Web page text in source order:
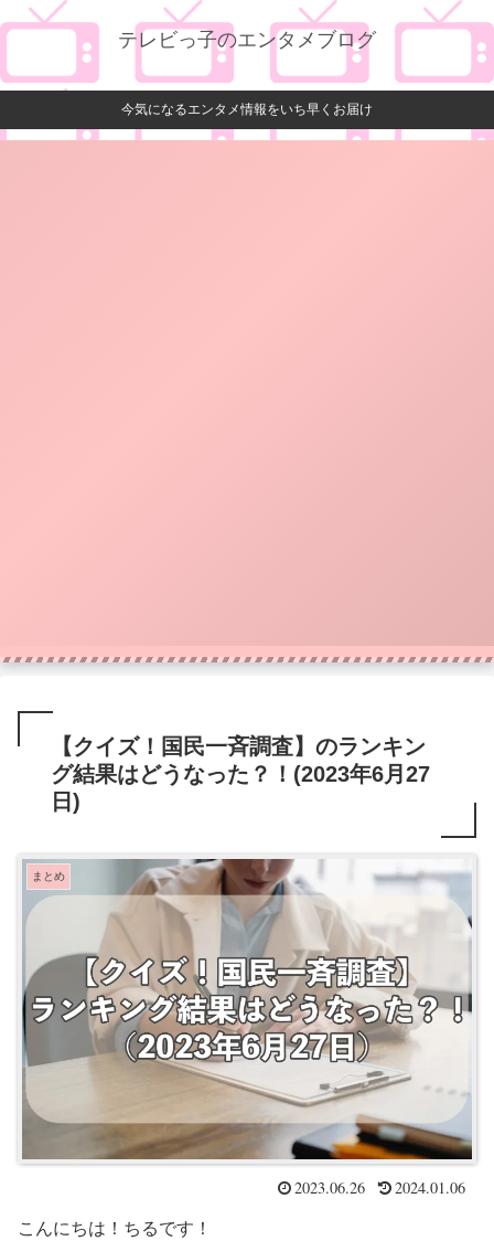
テレビっ子のエンタメブログ
今気になるエンタメ情報をいち早くお届け
【クイズ！国民一斉調査】のランキン
グ結果はどうなった？！(2023年6月27
日)
まとめ
2023.06.26 2024.01.06
こんにちは！ちるです！